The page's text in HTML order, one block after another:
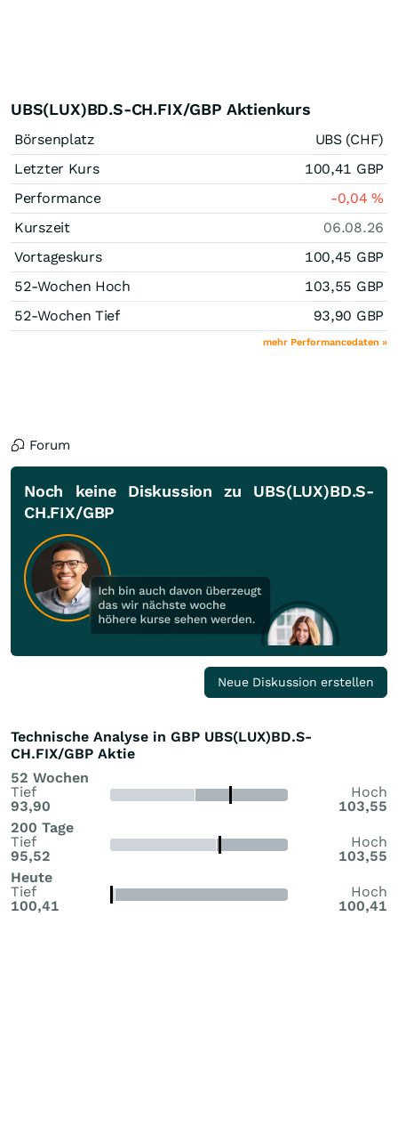
UBS(LUX)BD.S-CH.FIX/GBP Aktienkurs
Börsenplatz
UBS (CHF)
Letzter Kurs
100,41 GBP
Performance
-0,04%
Kurszeit
06.08.26
Vortageskurs
100,45 GBP
52-Wochen Hoch
103,55 GBP
52-Wochen Tief
93,90 GBP
mehr Performancedaten »
Forum
Noch keine Diskussion zu UBS(LUX)BD.S-
CH.FIX/GBP
Neue Diskussion erstellen
Technische Analyse in GBP UBS(LUX)BD.S-
CH.FIX/GBP Aktie
52 Wochen
Tief
93,90
Hoch
103,55
200 Tage
Tief
95,52
Hoch
103,55
Heute
Tief
100,41
Hoch
100,41